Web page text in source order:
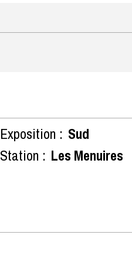
Exposition : Sud
Station : Les Menuires